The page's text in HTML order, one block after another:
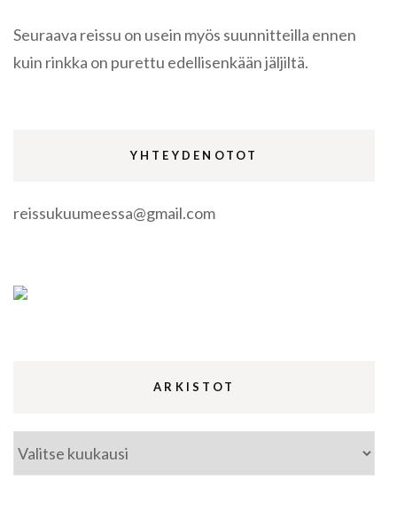
Seuraava reissu on usein myös suunnitteilla ennen
kuin rinkka on purettu edellisenkään jäljiltä.
YHTEYDENOTOT
reissukuumeessa@gmail.com
ARKISTOT
Arkistot